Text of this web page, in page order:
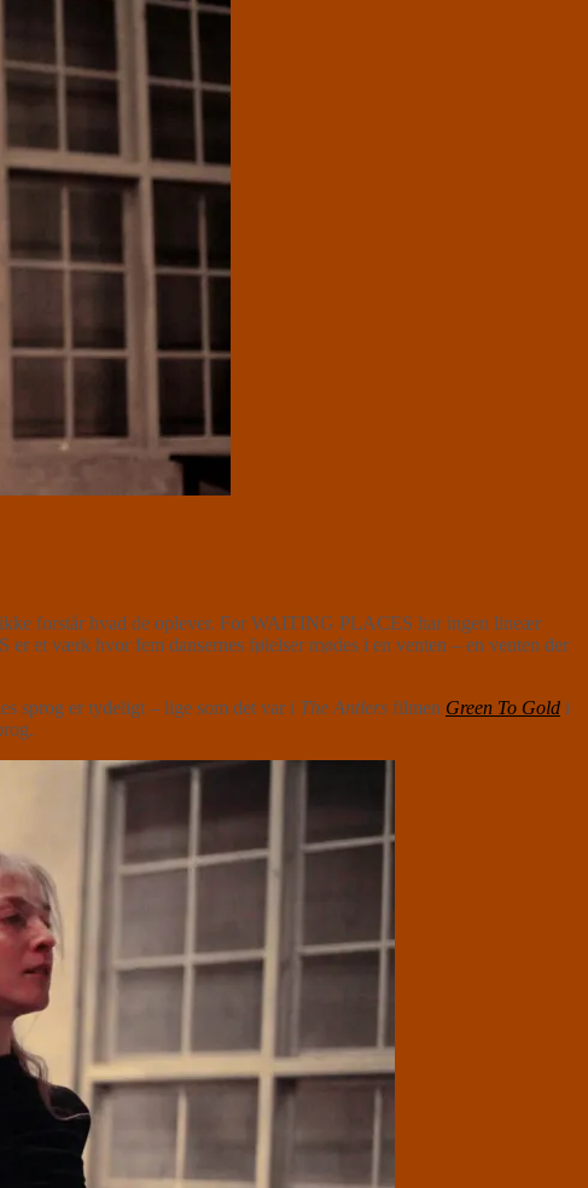
forstår hvad de oplever. For WAITING PLACES har ingen lineær
et værk hvor fem dansernes følelser mødes i en venten – en venten der
sprog er tydeligt – lige som det var i The Antlers filmen Green To Gold i